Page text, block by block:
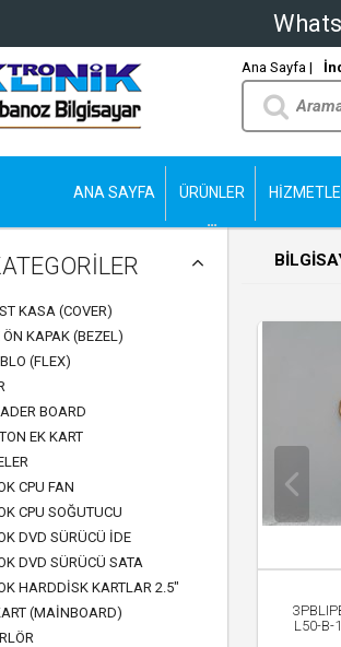
Ana Sayfa |
ANA SAYFA ÜRÜNLER
KASA (COVER)
KAPAK (BEZEL)
(FLEX)
BOARD
EK KART
CPU FAN
CPU SOĞUTUCU
DVD SÜRÜCÜ IDE
DVD SÜRÜCÜ SATA
HARDDISK KARTLAR 2.5"
(MAINBOARD)
L50-B-